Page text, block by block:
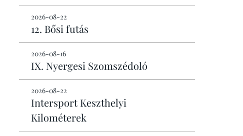
2026-08-22
12. Bősi futás
2026-08-16
IX. Nyergesi Szomszédoló
2026-08-22
Intersport Keszthelyi
Kilométerek